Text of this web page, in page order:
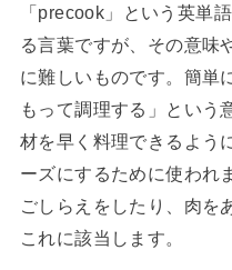
「precook」という英単
る言葉ですが、その意味
に難しいものです。簡単
もって調理する」という
材を早く料理できるよう
ーズにするために使われ
ごしらえをしたり、肉を
これに該当します。